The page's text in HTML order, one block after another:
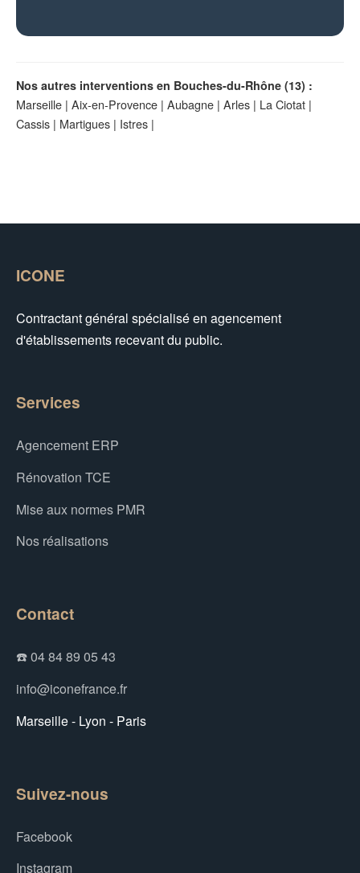
Nos autres interventions en Bouches-du-Rhône (13) :
Marseille | Aix-en-Provence | Aubagne | Arles | La Ciotat |
Cassis | Martigues | Istres |
ICONE
Contractant général spécialisé en agencement
d'établissements recevant du public.
Services
Agencement ERP
Rénovation TCE
Mise aux normes PMR
Nos réalisations
Contact
☎️ 04 84 89 05 43
info@iconefrance.fr
Marseille - Lyon - Paris
Suivez-nous
Facebook
Instagram